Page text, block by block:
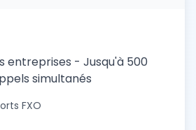
IP
entreprises - Jusqu'à 500
simultanés
FXO